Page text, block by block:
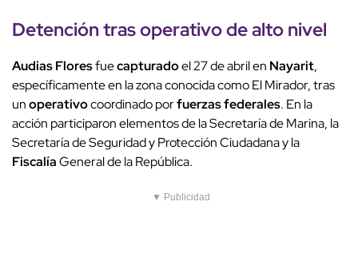
Detencióntrasoperativode alto nivel
Audias Floresfuecapturadoel 27 de abril en Nayarit,
específicamente en la zona conocida como El Mirador, tras
unoperativocoordinado porfuerzas federales. En la
acción participaron elementos de la Secretaría de Marina, la
Secretaría de Seguridad y Protección Ciudadana y la
FiscalíaGeneral de la República.
▼ Publicidad